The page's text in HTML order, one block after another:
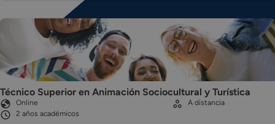
Técnico Superior en Animación Sociocultural y Turística
Online
2 años académicos
A distancia